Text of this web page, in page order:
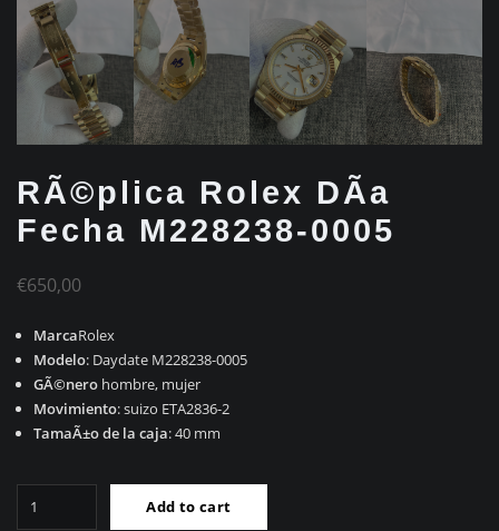
RÃ©plica Rolex DÃ­a
Fecha M228238-0005
€650,00
MarcaRolex
Modelo: Daydate M228238-0005
GÃ©nero hombre, mujer
Movimiento: suizo ETA2836-2
TamaÃ±o de la caja: 40 mm
Add to cart